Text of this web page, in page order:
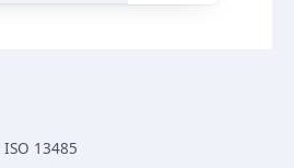
ISO 13485